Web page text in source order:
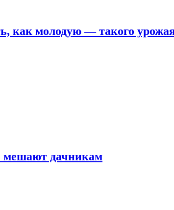
как молодую — такого
мешают дачникам